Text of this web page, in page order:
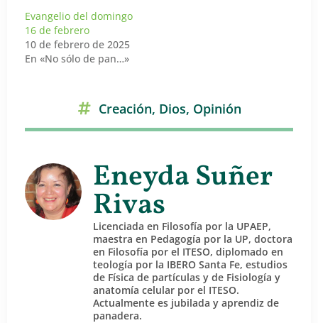
Evangelio del domingo
16 de febrero
10 de febrero de 2025
En «No sólo de pan…»
Creación, Dios, Opinión
Eneyda Suñer
Rivas
Licenciada en Filosofía por la UPAEP,
maestra en Pedagogía por la UP, doctora
en Filosofía por el ITESO, diplomado en
teología por la IBERO Santa Fe, estudios
de Física de partículas y de Fisiología y
anatomía celular por el ITESO.
Actualmente es jubilada y aprendiz de
panadera.